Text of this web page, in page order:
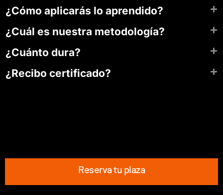
¿Cómo aplicarás lo aprendido?
¿Cuál es nuestra metodología?
¿Cuánto dura?
¿Recibo certificado?
Reserva tu plaza